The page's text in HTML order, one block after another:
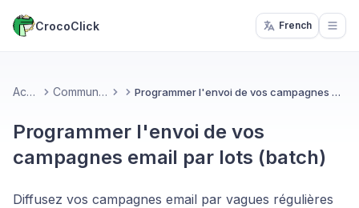
CrocoClick French
Accueil Communication Programmer l'envoi de vos campagnes email par lots (batch)
Programmer l'envoi de vos
campagnes email par lots (batch)
Diffusez vos campagnes email par vagues régulières